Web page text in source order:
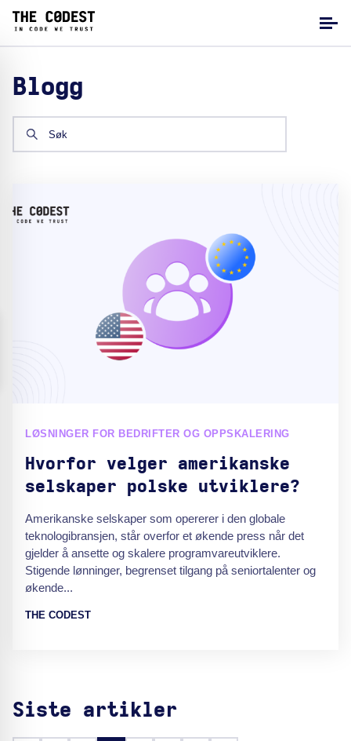
Blogg
LØSNINGER FOR BEDRIFTER OG OPPSKALERING
Hvorfor velger amerikanske
selskaper polske utviklere?
Amerikanske selskaper som opererer i den globale
teknologibransjen, står overfor et økende press når det
gjelder å ansette og skalere programvareutviklere.
Stigende lønninger, begrenset tilgang på seniortalenter og
økende...
THE CODEST
Siste artikler